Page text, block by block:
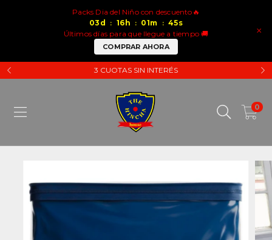
×
Packs Dia del Niño con descuento🔥
03 d : 16 h : 01m : 45s
Últimos días para que llegue a tiempo 🚚
COMPRAR AHORA
3 CUOTAS SIN INTERÉS
0